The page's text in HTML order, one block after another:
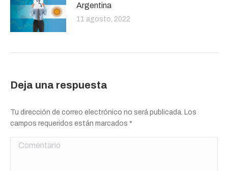
Argentina
11 agosto, 2022
Deja una respuesta
Tu dirección de correo electrónico no será publicada. Los
campos requeridos están marcados *
Comentario